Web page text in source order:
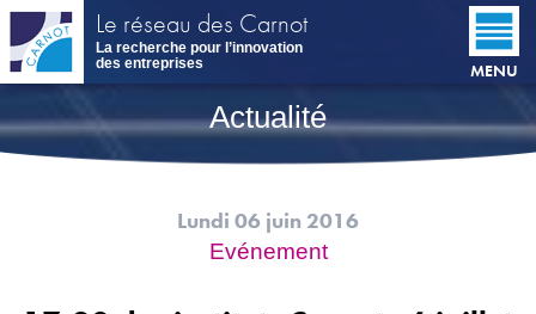
Aller
contenu
principal
Le réseau des Carnot
La recherche pour l’innovation
des entreprises
MENU
Actualité
Lundi 06 juin 2016
Evénement